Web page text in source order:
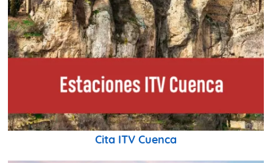
Cita ITV Cuenca